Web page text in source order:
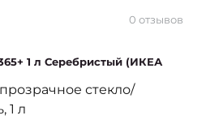
0 отзывов
1 л Серебристый (ИКЕА
стекло/
1 л